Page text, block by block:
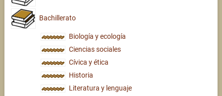
Bachillerato
Biología y ecología
Ciencias sociales
Cívica y ética
Historia
Literatura y lenguaje